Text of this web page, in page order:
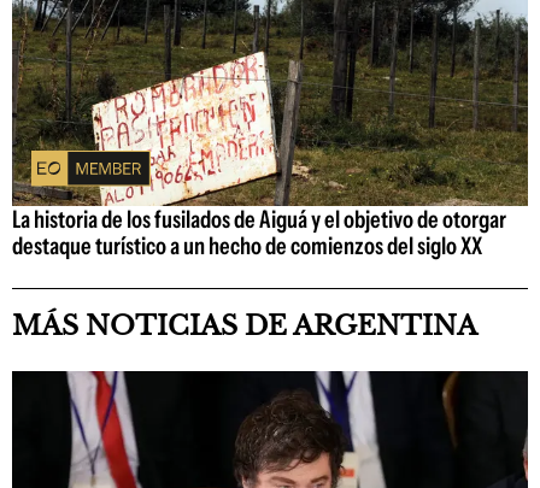
La historia de los fusilados de Aiguá y el objetivo de otorgar
destaque turístico a un hecho de comienzos del siglo XX
MÁS NOTICIAS DE ARGENTINA